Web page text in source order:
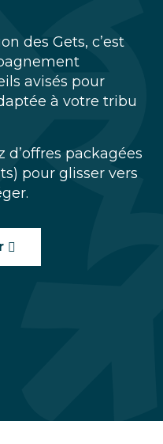
des Gets, c’est
avisés pour
à votre tribu
d’offres packagées
pour glisser vers